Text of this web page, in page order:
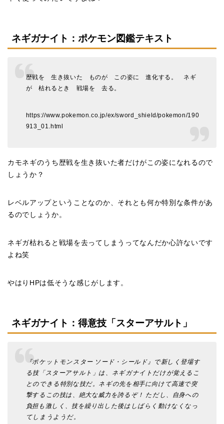
ネギガナイト：ポケモン図鑑テキスト
歴戦を 生き抜いた ものが この姿に 進化する。 ネギ
が 枯れるとき 戦場を 去る。
https://www.pokemon.co.jp/ex/sword_shield/pokemon/190
913_01.html
カモネギのうち歴戦を生き抜いた者だけがこの姿になれるので
しょうか？
レベルアップということなのか、それとも何か特別な条件があ
るのでしょうか。
ネギガ枯れると戦場を去ってしまうってなんだか心許ないです
よね笑
やはりHPは低そうな感じがします。
ネギガナイト：得意技「スターアサルト」
『ポケットモンスター ソード・シールド』で新しく登場す
る技「スターアサルト」は、ネギガナイトだけが覚えるこ
とのできる特別な技だ。ネギの先を相手に向けて高速で突
撃するこの技は、絶大な威力を誇るぞ！ ただし、自身への
負担も激しく、技を繰り出した後はしばらく動けなくなっ
てしまうようだ。